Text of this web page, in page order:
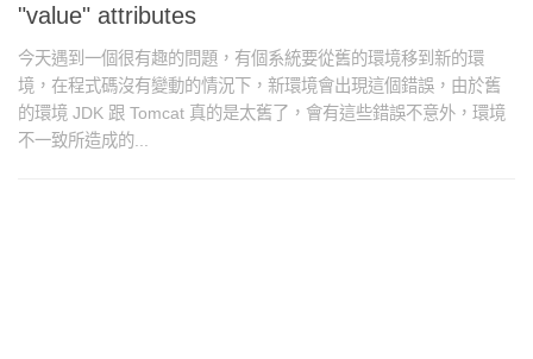
"value" attributes
今天遇到一個很有趣的問題，有個系統要從舊的環境移到新的環
境，在程式碼沒有變動的情況下，新環境會出現這個錯誤，由於舊
的環境 JDK 跟 Tomcat 真的是太舊了，會有這些錯誤不意外，環境
不一致所造成的...